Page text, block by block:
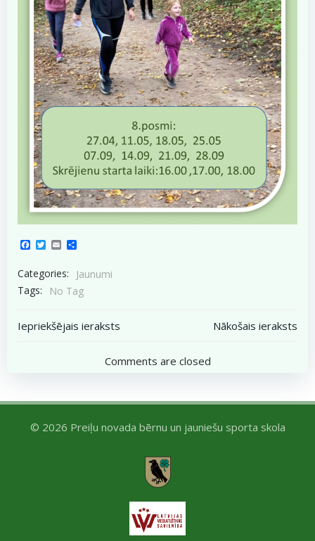
Facebook
Twitter
Email
Categories:
Jaunumi
Tags:
No Tag
Post
navigation
Iepriekšējais ieraksts
navigation
Nākošais ieraksts
Comments are closed
© 2026 Preiļu novada bērnu un jauniešu sporta skola